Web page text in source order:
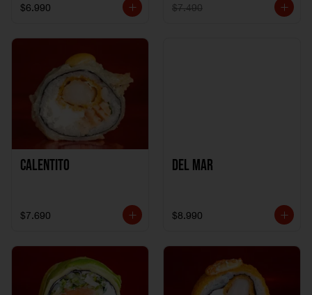
$6.990
$7.490
Calentito
$7.690
Del Mar
$8.990